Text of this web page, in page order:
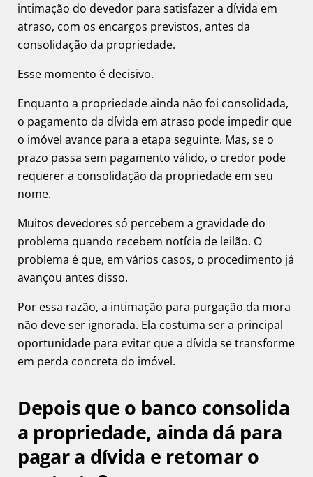
intimação do devedor para satisfazer a dívida em
atraso, com os encargos previstos, antes da
consolidação da propriedade.
Esse momento é decisivo.
Enquanto a propriedade ainda não foi consolidada,
o pagamento da dívida em atraso pode impedir que
o imóvel avance para a etapa seguinte. Mas, se o
prazo passa sem pagamento válido, o credor pode
requerer a consolidação da propriedade em seu
nome.
Muitos devedores só percebem a gravidade do
problema quando recebem notícia de leilão. O
problema é que, em vários casos, o procedimento já
avançou antes disso.
Por essa razão, a intimação para purgação da mora
não deve ser ignorada. Ela costuma ser a principal
oportunidade para evitar que a dívida se transforme
em perda concreta do imóvel.
Depois que o banco consolida
a propriedade, ainda dá para
pagar a dívida e retomar o